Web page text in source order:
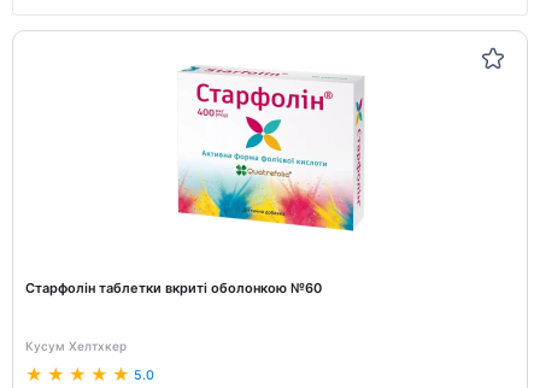
Старфолін таблетки вкриті оболонкою №60
Кусум Хелтхкер
5.0